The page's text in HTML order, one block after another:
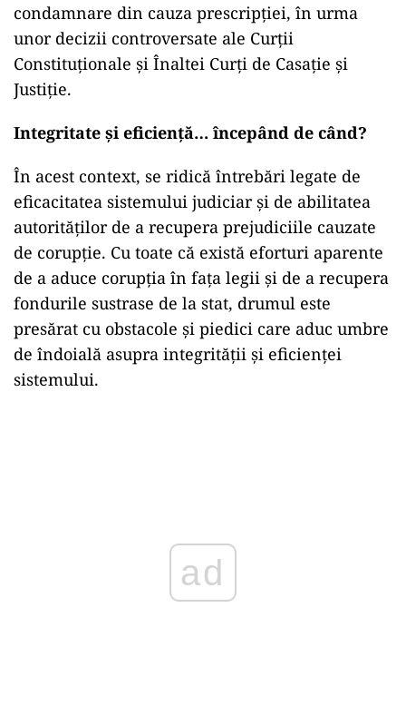
condamnare din cauza prescripției, în urma
unor decizii controversate ale Curții
Constituționale și Înaltei Curți de Casație și
Justiție.
Integritate și eficiență… începând de când?
În acest context, se ridică întrebări legate de
eficacitatea sistemului judiciar și de abilitatea
autorităților de a recupera prejudiciile cauzate
de corupție. Cu toate că există eforturi aparente
de a aduce corupția în fața legii și de a recupera
fondurile sustrase de la stat, drumul este
presărat cu obstacole și piedici care aduc umbre
de îndoială asupra integrității și eficienței
sistemului.
ad